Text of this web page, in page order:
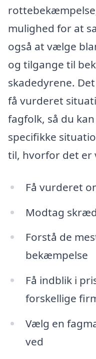
mulighed for at
også at vælge
og tilgange til
skadedyrene.
få vurderet
fagfolk, så du
specifikke
til, hvorfor det
Få vurderet
Modtag
Forstå de
bekæmpelse
Få indblik i
forskellige
Vælg en
ved